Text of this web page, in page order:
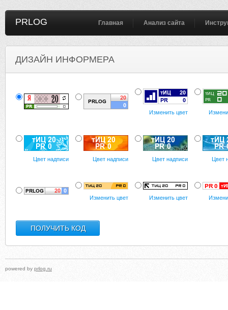
PRLOG Главная Анализ сайта
ДИЗАЙН ИНФОРМЕРА
Изменить цвет
Цвет надписи Цвет надписи Цвет надписи Цвет
Изменить цвет Изменить цвет
powered by prlog.ru